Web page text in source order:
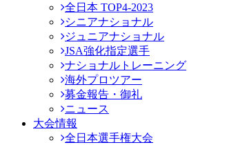
全日本 TOP4-2023
シニアナショナル
ジュニアナショナル
JSA強化指定選手
ナショナルトレーニング
海外プロツアー
募金報告・御礼
ニュース
大会情報
全日本選手権大会